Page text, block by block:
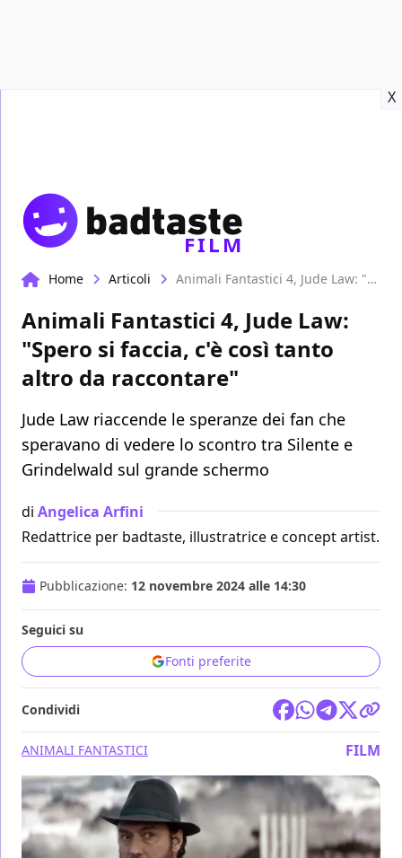
X
FILM
Home Articoli Animali Fantastici 4, Jude Law: "Spero si faccia, c'è così tanto altro da raccontare"
Animali Fantastici 4, Jude Law:
"Spero si faccia, c'è così tanto
altro da raccontare"
Jude Law riaccende le speranze dei fan che
speravano di vedere lo scontro tra Silente e
Grindelwald sul grande schermo
di Angelica Arfini
Redattrice per badtaste, illustratrice e concept artist.
Pubblicazione: 12 novembre 2024 alle 14:30
Seguici su
Fonti preferite
Condividi
ANIMALI FANTASTICI FILM